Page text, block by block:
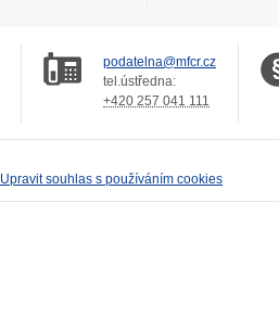
podatelna@mfcr.cz
tel.ústředna:
+420 257 041 111
Upravit souhlas s používáním cookies